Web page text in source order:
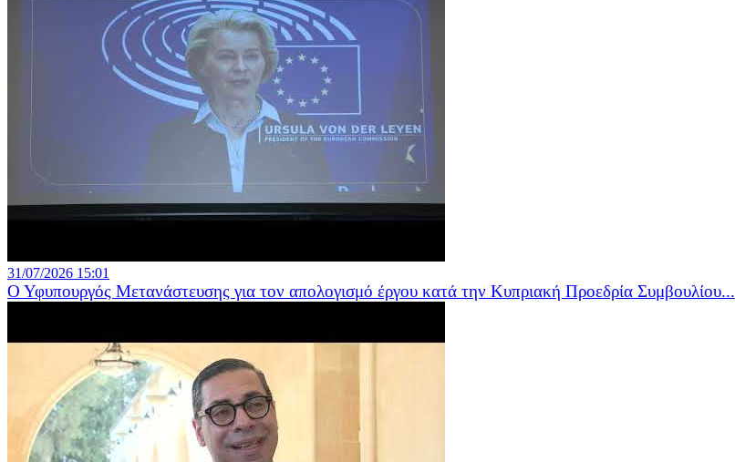
31/07/2026 15:01
Ο Υφυπουργός Μετανάστευσης για τον απολογισμό έργου κατά την Κυπριακή Προεδρία Συμβουλίου...